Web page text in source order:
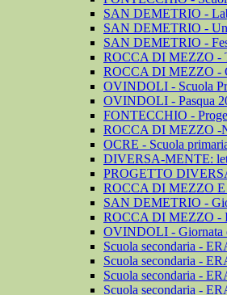
SAN DEMETRIO -
SAN DEMETRIO -
SAN DEMETRIO -
ROCCA DI MEZZO -
ROCCA DI MEZZO -
OVINDOLI - Scuola
OVINDOLI - Pasqua
FONTECCHIO -
ROCCA DI MEZZO -
OCRE - Scuola
DIVERSA-MENTE:
PROGETTO
ROCCA DI MEZZO
SAN DEMETRIO -
ROCCA DI MEZZO -
OVINDOLI - Giornata
Scuola secondaria -
Scuola secondaria -
Scuola secondaria -
Scuola secondaria -